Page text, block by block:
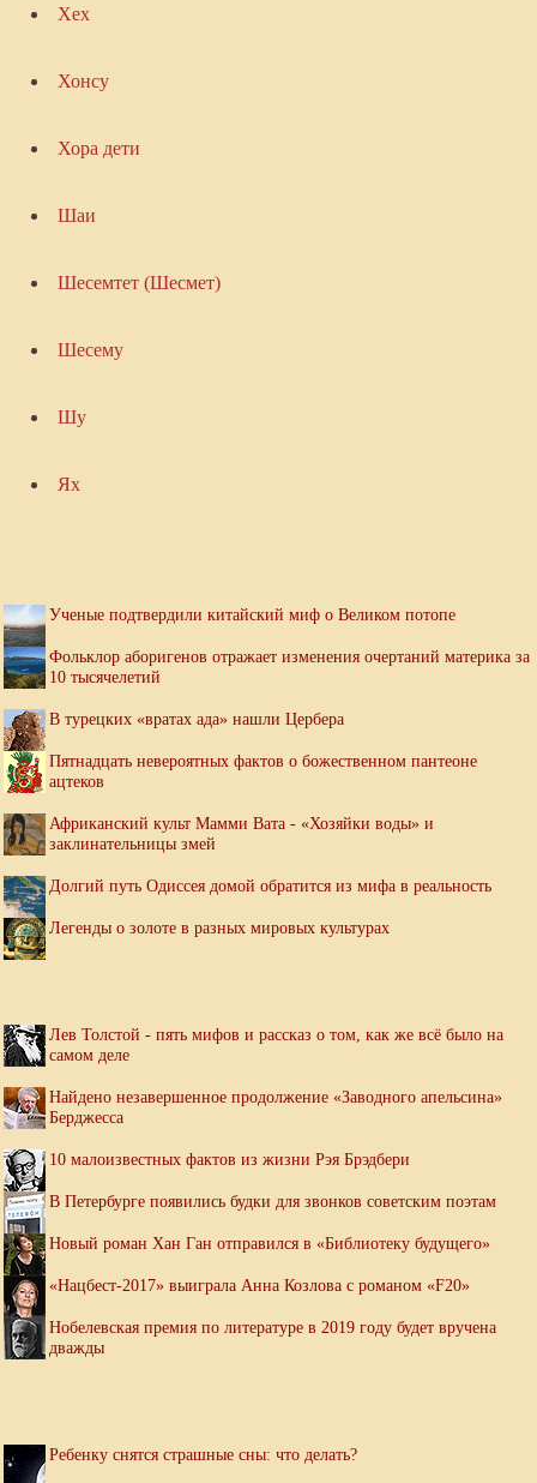
Хех
Хонсу
Хора дети
Шаи
Шесемтет (Шесмет)
Шесему
Шу
Ях
Ученые подтвердили китайский миф о Великом потопе
Фольклор аборигенов отражает изменения очертаний материка за
10 тысячелетий
В турецких «вратах ада» нашли Цербера
Пятнадцать невероятных фактов о божественном пантеоне
ацтеков
Африканский культ Мамми Вата - «Хозяйки воды» и
заклинательницы змей
Долгий путь Одиссея домой обратится из мифа в реальность
Легенды о золоте в разных мировых культурах
Лев Толстой - пять мифов и рассказ о том, как же всё было на
самом деле
Найдено незавершенное продолжение «Заводного апельсина»
Берджесса
10 малоизвестных фактов из жизни Рэя Брэдбери
В Петербурге появились будки для звонков советским поэтам
Новый роман Хан Ган отправился в «Библиотеку будущего»
«Нацбест-2017» выиграла Анна Козлова с романом «F20»
Нобелевская премия по литературе в 2019 году будет вручена
дважды
Ребенку снятся страшные сны: что делать?